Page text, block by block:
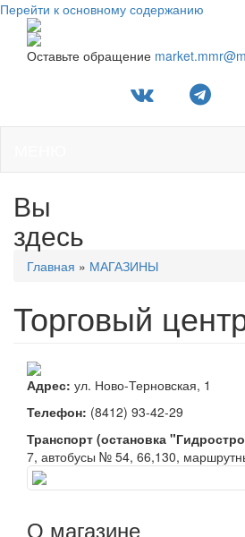
Перейти к основному содержанию
Оставьте обращение
Вы
здесь
Главная » МАГАЗИНЫ
Торговый
Адрес: ул. Ново-Терновская, 1
Телефон: (8412) 93-42-29
Транспорт (остановка
7, автобусы № 54, 66,130,
О магазине